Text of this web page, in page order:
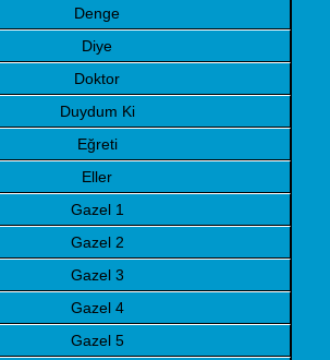
Denge
Diye
Doktor
Duydum Ki
Eğreti
Eller
Gazel 1
Gazel 2
Gazel 3
Gazel 4
Gazel 5